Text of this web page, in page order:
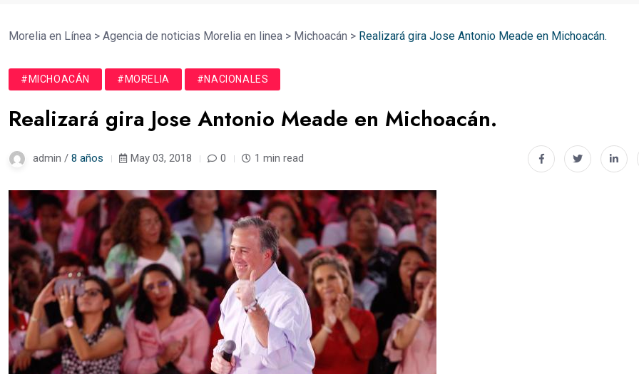
Morelia en Línea > Agencia de noticias Morelia en linea > Michoacán > Realizará gira Jose Antonio Meade en Michoacán.
#MICHOACÁN #MORELIA #NACIONALES
Realizará gira Jose Antonio Meade en Michoacán.
admin / 8 años May 03, 2018 0 1 min read